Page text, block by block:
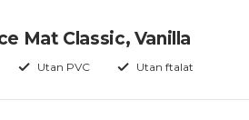
Mat Classic, Vanilla
Utan PVC Utan ftalat